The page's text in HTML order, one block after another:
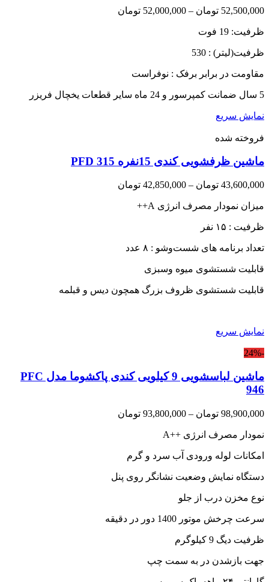
52,500,000 تومان –
52,000,000 تومان
ظرفیت: 19 فوت
ظرفیت(لیتر) : 530
مقاومت در برابر برفک : نوفراست
5 سال ضمانت کمپرسور و 24 ماه سایر قطعات یخچال فریزر
نمایش سریع
فروخته شده
ماشین ظرفشویی کندی 15نفره PFD 315
43,600,000 تومان –
42,850,000 تومان
میزان نمودار مصرف انرژی A++
ظرفیت : ۱۵ نفر
تعداد برنامه های شست‌وشو : ۸ عدد
قابلیت شستشوی میوه وسبزی
قابلیت شستشوی ظروف بزرگ همچون دیس و قبلمه
نمایش سریع
-24%
ماشین لباسشویی 9 کیلویی کندی پاکشوما مدل PFC
946
98,900,000 تومان –
93,800,000 تومان
نمودار مصرف انرژی A++
امکانات لوله ورودی آب سرد و گرم
دستگاه نمایش وضعیت نشانگر روی پنل
نوع مخزن درب از جلو
سرعت چرخش موتور 1400 دور در دقیقه
ظرفیت دیگ 9 کیلوگرم
جهت بازشدن در به سمت چپ